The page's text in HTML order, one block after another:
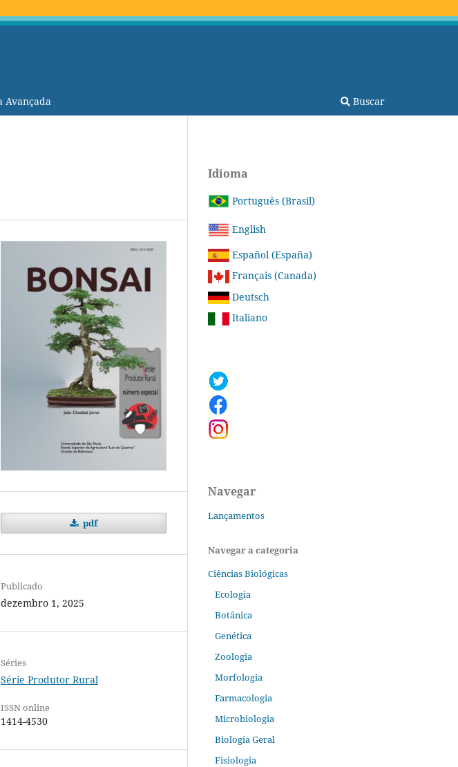
Avançada Buscar
pdf
Publicado
dezembro 1, 2025
Séries
Série Produtor Rural
ISSN online
1414-4530
Idioma
Português (Brasil)
English
Español (España)
Français (Canada)
Deutsch
Italiano
Navegar
Lançamentos
Navegar a categoria
Ciências Biológicas
Ecologia
Botânica
Genética
Zoologia
Morfologia
Farmacologia
Microbiologia
Biologia Geral
Fisiologia